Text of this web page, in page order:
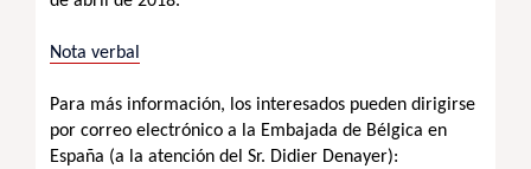
Nota verbal
Para más información, los interesados pueden dirigirse
por correo electrónico a la Embajada de Bélgica en
España (a la atención del Sr. Didier Denayer):